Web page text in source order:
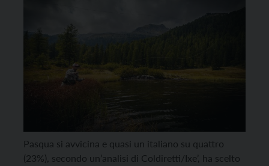
Adige al lavoro per l’accoglienza”
Pasqua si avvicina e quasi un italiano su quattro
(23%), secondo un’analisi di Coldiretti/Ixe’, ha scelto